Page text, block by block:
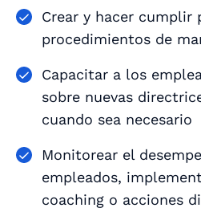
Crear y hacer cumplir
procedimientos de
Capacitar a los
sobre nuevas
cuando sea necesario
Monitorear el
empleados,
coaching o acciones